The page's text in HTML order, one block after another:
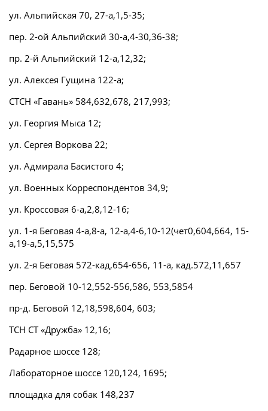
ул. Альпийская 70, 27-а,1,5-35;
пер. 2-ой Альпийский 30-а,4-30,36-38;
пр. 2-й Альпийский 12-а,12,32;
ул. Алексея Гущина 122-а;
СТСН «Гавань» 584,632,678, 217,993;
ул. Георгия Мыса 12;
ул. Сергея Воркова 22;
ул. Адмирала Басистого 4;
ул. Военных Корреспондентов 34,9;
ул. Кроссовая 6-а,2,8,12-16;
ул. 1-я Беговая 4-а,8-а, 12-а,4-6,10-12(чет0,604,664, 15-
а,19-а,5,15,575
ул. 2-я Беговая 572-кад,654-656, 11-а, кад.572,11,657
пер. Беговой 10-12,552-556,586, 553,5854
пр-д. Беговой 12,18,598,604, 603;
ТСН СТ «Дружба» 12,16;
Радарное шоссе 128;
Лабораторное шоссе 120,124, 1695;
площадка для собак 148,237